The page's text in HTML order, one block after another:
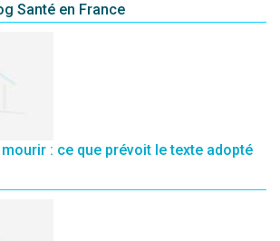
Santé en France
mourir : ce que prévoit le texte adopté